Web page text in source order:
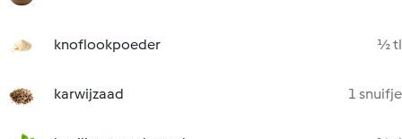
knoflookpoeder ½ tl
karwijzaad 1 snuifje